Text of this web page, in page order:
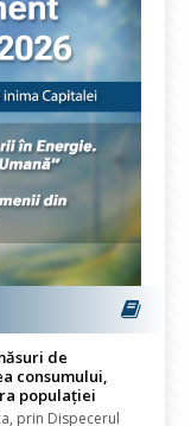
de
consumului,
populației
prin Dispecerul